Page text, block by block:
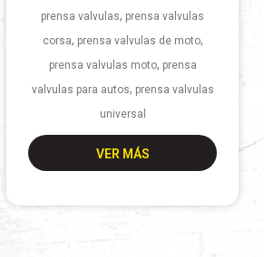
prensa valvulas, prensa valvulas
corsa, prensa valvulas de moto,
prensa valvulas moto, prensa
valvulas para autos, prensa valvulas
universal
VER MÁS